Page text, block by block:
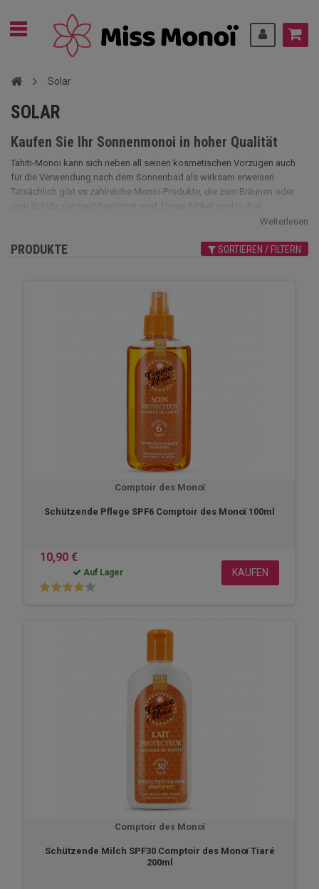
Solar
SOLAR
Kaufen Sie Ihr Sonnenmonoi in hoher Qualität
Tahiti-Monoi kann sich neben all seinen kosmetischen Vorzügen auch
für die Verwendung nach dem Sonnenbad als wirksam erweisen.
Tatsächlich gibt es zahlreiche Monoi-Produkte, die zum Bräunen oder
Verwendungsarten unterteilt: zur Beschleunigung der Bräunung, zur
Sonnenstrahlen. Die verschiedenen erhältlichen Sonnenmonois wurden
Weiterlesen
PRODUKTE SORTIEREN / FILTERN
Comptoir des Monoï
Schützende Pflege SPF6 Comptoir des Monoï 100ml
10,90 €
Auf Lager KAUFEN
Comptoir des Monoï
Schützende Milch SPF30 Comptoir des Monoï Tiaré
200ml